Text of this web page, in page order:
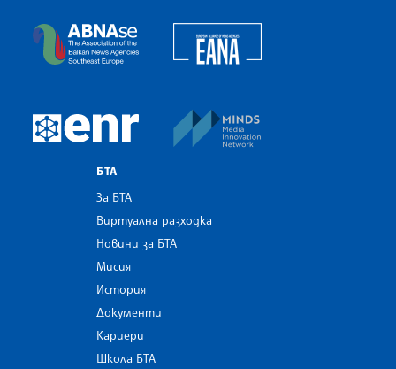
The Assocoation of the Balkan News Agencies
European Newsroom
БТА
За БТА
Виртуална разходка
Новини за БТА
Мисия
История
Документи
Кариери
Школа БТА